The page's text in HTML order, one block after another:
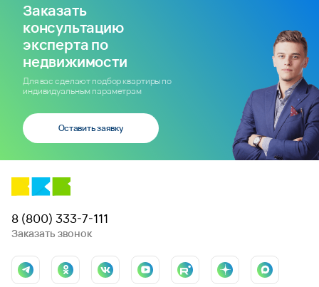
Заказать
консультацию
эксперта по
недвижимости
Для вас сделают подбор квартиры по
индивидуальным параметрам
Оставить заявку
8 (800) 333-7-111
Заказать звонок